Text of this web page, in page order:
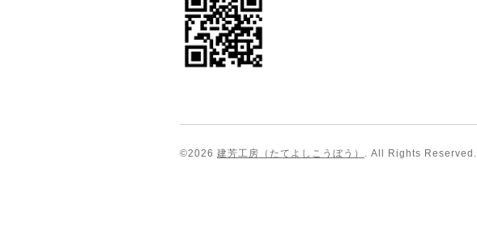
©2026 建芳工房（たてよしこうぼう） . All Rights Reserved.